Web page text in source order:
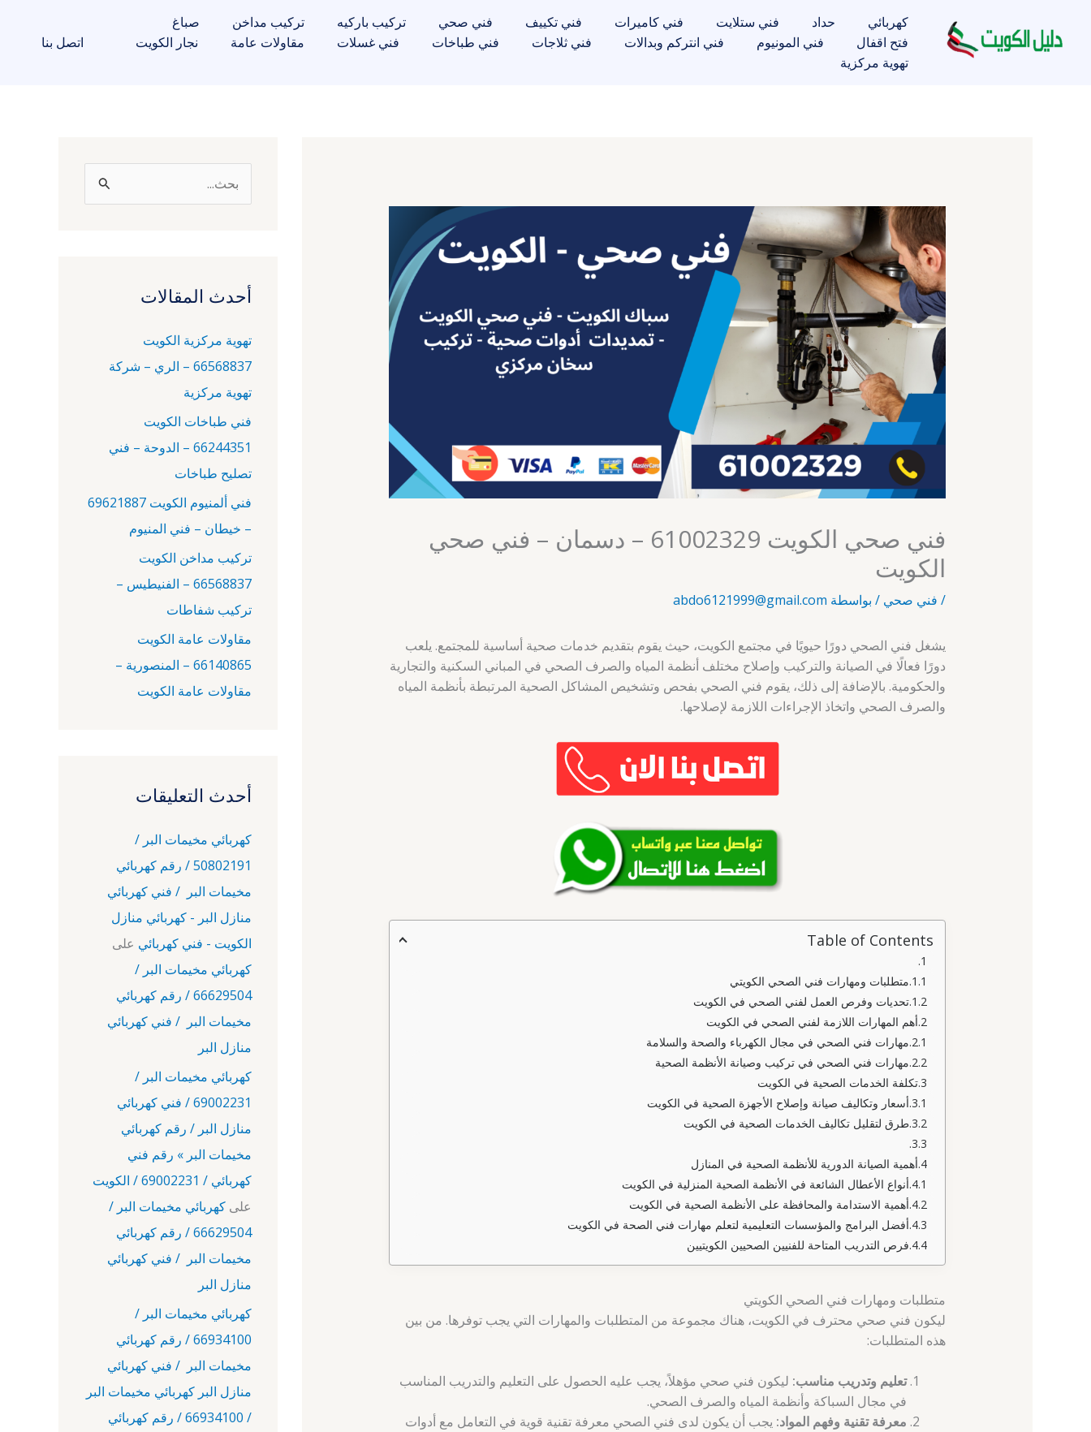
المحتوى
كهربائي حداد فني ستلايت فني كاميرات فني تكييف فني صحي تركيب باركيه تركيب مداخن
صباغ
فتح اقفال
فني المونيوم فني انتركم وبدالات فني ثلاجات فني طباخات فني غسلات مقاولات عامة
نجار الكويت
تهوية مركزية
اتصل بنا
فني صحي الكويت 61002329 – دسمان – فني صحي
الكويت
/ فني صحي / بواسطة abdo6121999@gmail.com
يشغل فني الصحي دورًا حيويًا في مجتمع الكويت، حيث يقوم بتقديم خدمات صحية أساسية للمجتمع. يلعب
دورًا فعالًا في الصيانة والتركيب وإصلاح مختلف أنظمة المياه والصرف الصحي في المباني السكنية والتجارية
والحكومية. بالإضافة إلى ذلك، يقوم فني الصحي بفحص وتشخيص المشاكل الصحية المرتبطة بأنظمة المياه
والصرف الصحي واتخاذ الإجراءات اللازمة لإصلاحها.
Table of Contents
متطلبات ومهارات فني الصحي الكويتي
تحديات وفرص العمل لفني الصحي في الكويت
أهم المهارات اللازمة لفني الصحي في الكويت
مهارات فني الصحي في مجال الكهرباء والصحة والسلامة
مهارات فني الصحي في تركيب وصيانة الأنظمة الصحية
تكلفة الخدمات الصحية في الكويت
أسعار وتكاليف صيانة وإصلاح الأجهزة الصحية في الكويت
طرق لتقليل تكاليف الخدمات الصحية في الكويت
أهمية الصيانة الدورية للأنظمة الصحية في المنازل
أنواع الأعطال الشائعة في الأنظمة الصحية المنزلية في الكويت
أهمية الاستدامة والمحافظة على الأنظمة الصحية في الكويت
أفضل البرامج والمؤسسات التعليمية لتعلم مهارات فني الصحة في الكويت
فرص التدريب المتاحة للفنيين الصحيين الكويتيين
متطلبات ومهارات فني الصحي الكويتي
ليكون فني صحي محترف في الكويت، هناك مجموعة من المتطلبات والمهارات التي يجب توفرها. من بين
هذه المتطلبات:
تعليم وتدريب مناسب: ليكون فني صحي مؤهلاً، يجب عليه الحصول على التعليم والتدريب المناسب
في مجال السباكة وأنظمة المياه والصرف الصحي.
معرفة تقنية وفهم المواد: يجب أن يكون لدى فني الصحي معرفة تقنية قوية في التعامل مع أدوات
ث
ن
:
أحدث المقالات
تهوية مركزية الكويت
66568837 – الري – شركة
تهوية مركزية
فني طباخات الكويت
66244351 – الدوحة – فني
تصليح طباخات
فني ألمنيوم الكويت 69621887
– خيطان – فني المنيوم
تركيب مداخن الكويت
66568837 – الفنيطيس –
تركيب شفاطات
مقاولات عامة الكويت
66140865 – المنصورية –
مقاولات عامة الكويت
أحدث التعليقات
كهربائي مخيمات البر /
50802191 / رقم كهربائي
مخيمات البر / فني كهربائي
منازل البر - كهربائي منازل
الكويت - فني كهربائي على
كهربائي مخيمات البر /
66629504 / رقم كهربائي
مخيمات البر / فني كهربائي
منازل البر
كهربائي مخيمات البر /
69002231 / فني كهربائي
منازل البر / رقم كهربائي
مخيمات البر » رقم فني
كهربائي / 69002231 / الكويت
على كهربائي مخيمات البر /
66629504 / رقم كهربائي
مخيمات البر / فني كهربائي
منازل البر
كهربائي مخيمات البر /
66934100 / رقم كهربائي
مخيمات البر / فني كهربائي
منازل البر كهربائي مخيمات البر
/ 66934100 / رقم كهربائي